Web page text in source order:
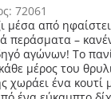
72061
μέσα από
περάσματα –
αγώνων! Το
μέρος του
χωράει ένα κουτί